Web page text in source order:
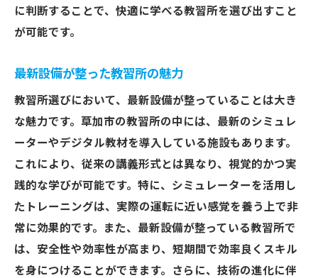
に判断することで、快適に学べる教習所を選び出すこと
が可能です。
最新設備が整った教習所の魅力
教習所選びにおいて、最新設備が整っていることは大き
な魅力です。草加市の教習所の中には、最新のシミュレ
ーターやデジタル教材を導入している施設もあります。
これにより、従来の講義形式とは異なり、視覚的かつ実
践的な学びが可能です。特に、シミュレーターを活用し
たトレーニングは、実際の運転に近い感覚を養う上で非
常に効果的です。また、最新設備が整っている教習所で
は、安全性や効率性が高まり、短期間で効率良くスキル
を身につけることができます。さらに、技術の進化に伴